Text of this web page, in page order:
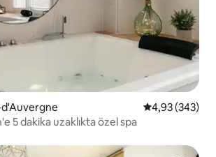
5 üzerinden
4,93 (343)
5 dakika uzaklıkta özel spa